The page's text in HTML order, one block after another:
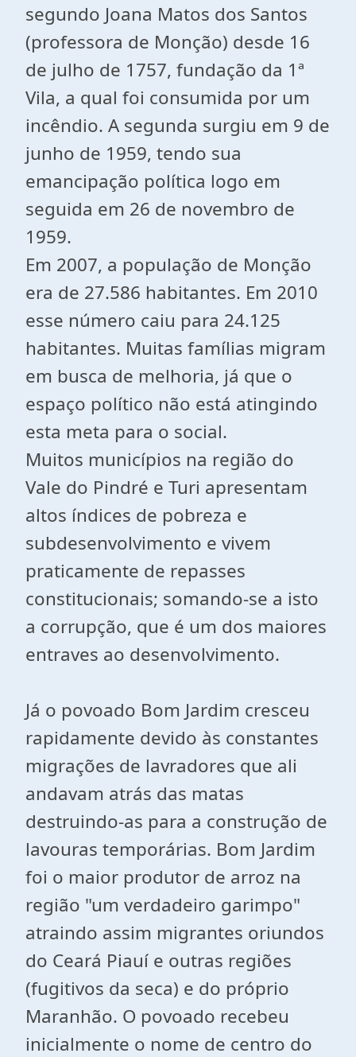
segundo Joana Matos dos Santos
(professora de Monção) desde 16
de julho de 1757, fundação da 1ª
Vila, a qual foi consumida por um
incêndio. A segunda surgiu em 9 de
junho de 1959, tendo sua
emancipação política logo em
seguida em 26 de novembro de
1959.
Em 2007, a população de Monção
era de 27.586 habitantes. Em 2010
esse número caiu para 24.125
habitantes. Muitas famílias migram
em busca de melhoria, já que o
espaço político não está atingindo
esta meta para o social.
Muitos municípios na região do
Vale do Pindré e Turi apresentam
altos índices de pobreza e
subdesenvolvimento e vivem
praticamente de repasses
constitucionais; somando-se a isto
a corrupção, que é um dos maiores
entraves ao desenvolvimento.
Já o povoado Bom Jardim cresceu
rapidamente devido às constantes
migrações de lavradores que ali
andavam atrás das matas
destruindo-as para a construção de
lavouras temporárias. Bom Jardim
foi o maior produtor de arroz na
região "um verdadeiro garimpo"
atraindo assim migrantes oriundos
do Ceará Piauí e outras regiões
(fugitivos da seca) e do próprio
Maranhão. O povoado recebeu
inicialmente o nome de centro do